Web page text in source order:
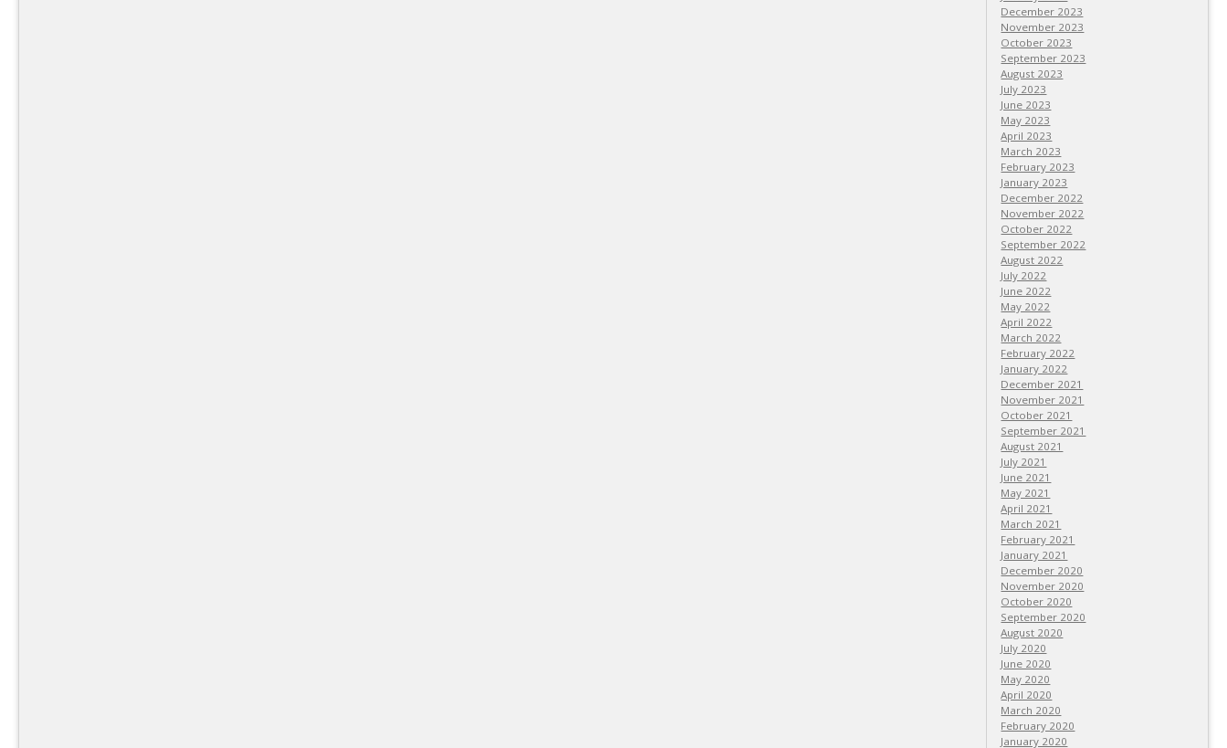
December 2023
November 2023
October 2023
September 2023
August 2023
July 2023
June 2023
May 2023
April 2023
March 2023
February 2023
January 2023
December 2022
November 2022
October 2022
September 2022
August 2022
July 2022
June 2022
May 2022
April 2022
March 2022
February 2022
January 2022
December 2021
November 2021
October 2021
September 2021
August 2021
July 2021
June 2021
May 2021
April 2021
March 2021
February 2021
January 2021
December 2020
November 2020
October 2020
September 2020
August 2020
July 2020
June 2020
May 2020
April 2020
March 2020
February 2020
January 2020